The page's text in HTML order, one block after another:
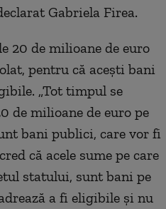
Gabriela Firea.
20 de milioane de euro
pentru că aceşti bani
„Tot timpul se
de milioane de euro pe
bani publici, care vor fi
că acele sume pe care
statului, sunt bani pe
a fi eligibile şi nu